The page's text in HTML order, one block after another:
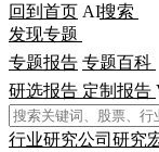
回到首页 AI搜索
发现专题
专题报告 专题百科
研选报告 定制报告
行业研究公司研究